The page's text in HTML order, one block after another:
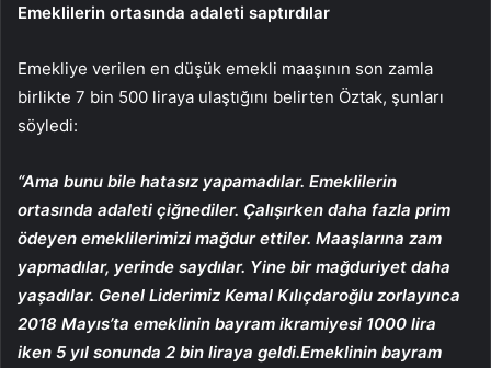
Emeklilerin ortasında adaleti saptırdılar
Emekliye verilen en düşük emekli maaşının son zamla
birlikte 7 bin 500 liraya ulaştığını belirten Öztak, şunları
söyledi:
“Ama bunu bile hatasız yapamadılar. Emeklilerin
ortasında adaleti çiğnediler. Çalışırken daha fazla prim
ödeyen emeklilerimizi mağdur ettiler. Maaşlarına zam
yapmadılar, yerinde saydılar. Yine bir mağduriyet daha
yaşadılar. Genel Liderimiz Kemal Kılıçdaroğlu zorlayınca
2018 Mayıs’ta emeklinin bayram ikramiyesi 1000 lira
iken 5 yıl sonunda 2 bin liraya geldi.Emeklinin bayram